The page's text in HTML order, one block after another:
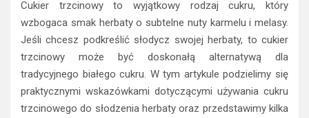
Cukier trzcinowy to wyjątkowy rodzaj cukru, który
wzbogaca smak herbaty o subtelne nuty karmelu i melasy.
Jeśli chcesz podkreślić słodycz swojej herbaty, to cukier
trzcinowy może być doskonałą alternatywą dla
tradycyjnego białego cukru. W tym artykule podzielimy się
praktycznymi wskazówkami dotyczącymi używania cukru
trzcinowego do słodzenia herbaty oraz przedstawimy kilka